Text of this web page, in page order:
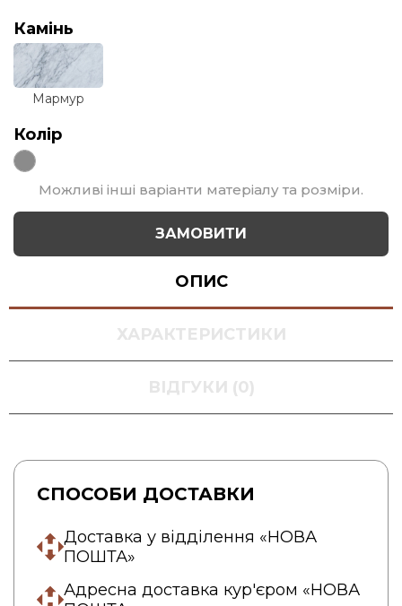
Камінь
Мармур
Колір
Можливі інші варіанти матеріалу та розміри.
ЗАМОВИТИ
ОПИС
ХАРАКТЕРИСТИКИ
ВІДГУКИ (0)
СПОСОБИ ДОСТАВКИ
Доставка у відділення «НОВА
ПОШТА»
Адресна доставка кур'єром «НОВА